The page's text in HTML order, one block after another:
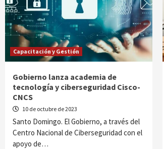
Capacitación y Gestión
Gobierno lanza academia de
tecnología y ciberseguridad Cisco-
CNCS
10 de octubre de 2023
Santo Domingo. El Gobierno, a través del
Centro Nacional de Ciberseguridad con el
apoyo de…